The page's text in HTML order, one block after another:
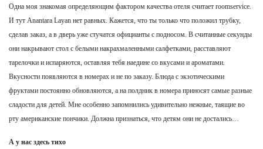
Одна моя знакомая определяющим фактором качества отеля считает roomservice.
И тут Anantara Layan нет равных. Кажется, что ты только что положил трубку,
сделав заказ, а в дверь уже стучатся официанты с подносом. В считанные секунды
они накрывают стол с белыми накрахмаленными салфетками, расставляют
тарелочки и испаряются, оставляя тебя наедине со вкусами и ароматами.
Вкусности появляются в номерах и не по заказу. Блюда с экзотическими
фруктами постоянно обновляются, а на полдник в номера приносят самые разные
сладости для детей. Мне особенно запомнились удивительно нежные, таящие во
рту американские пончики. Должна признаться, что детям они не достались…
А у нас здесь тихо